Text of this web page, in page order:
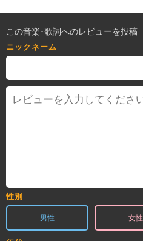
この音楽･歌詞へのレビューを投稿
ニックネーム
性別
男性 女性